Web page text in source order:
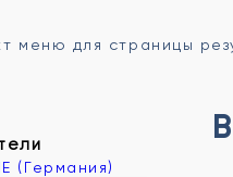
меню для страницы
(Германия)